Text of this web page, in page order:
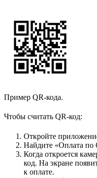
Пример QR-кода.
Чтобы считать QR-код:
Откройте
Найдите «Оплата по
Когда откроется
код. На экране
к оплате.